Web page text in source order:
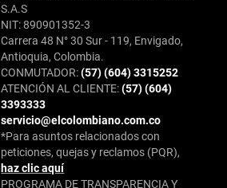
S.A.S
NIT: 890901352-3
Carrera 48 N° 30 Sur - 119, Envigado,
Antioquia, Colombia.
CONMUTADOR:(57) (604) 3315252
ATENCIÓN AL CLIENTE:(57) (604)
3393333
servicio@elcolombiano.com.co
*Para asuntos relacionados con
peticiones, quejas y reclamos (PQR),
haz clic aquí
PROGRAMA DE TRANSPARENCIA Y